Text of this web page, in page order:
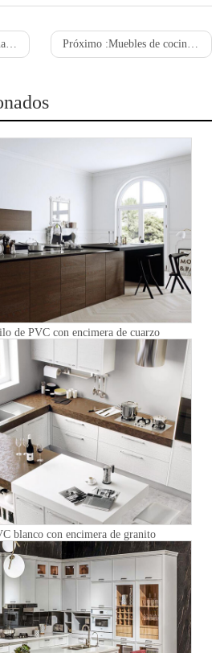
Próximo :Muebles de cocina de chapa de madera frente a muebles de cocina laminados: ¿Qué material es más rentable?
de PVC con encimera de cuarzo
blanco con encimera de granito